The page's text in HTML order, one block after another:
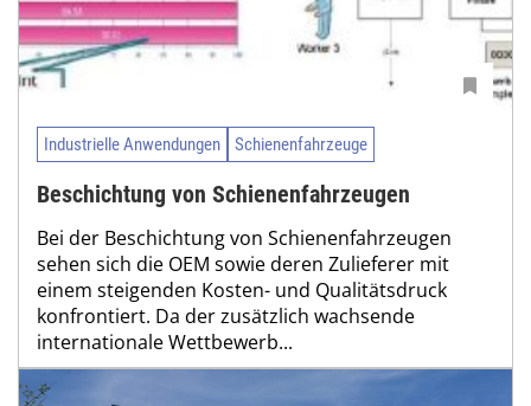
Industrielle Anwendungen Schienenfahrzeuge
Beschichtung von Schienenfahrzeugen
Bei der Beschichtung von Schienenfahrzeu­gen
sehen sich die OEM sowie deren Zulieferer mit
einem steigenden Kosten- und Qualitätsdruck
konfrontiert. Da der zusätzlich wachsende
internationale Wettbewerb...